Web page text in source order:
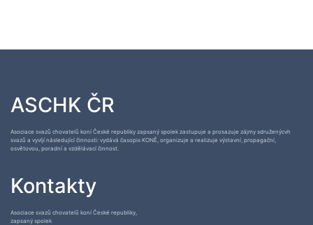
ASCHK ČR
Asociace svazů chovatelů koní České republiky zapsaný spolek zastupuje a prosazuje zájmy sdruženýcvh
svazů a vyvíjí následující činnosti: vydává časopis KONĚ, organizuje a realizuje výstavní, propagační,
osvětovou, poradní a vzdělávací činnost.
Kontakty
Asociace svazů chovatelů koní České republiky,
zapsaný spolek